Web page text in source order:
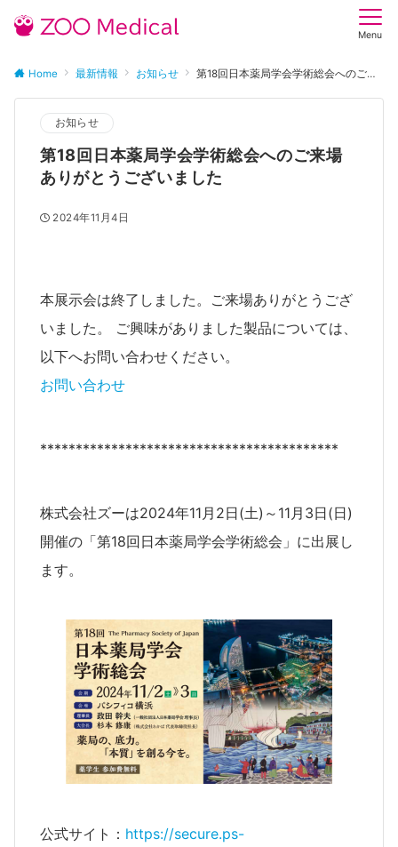
Menu
Home 最新情報 お知らせ 第18回日本薬局学会学術総会へのご来場ありがとうございました
お知らせ
第18回日本薬局学会学術総会へのご来場
ありがとうございました
2024年11月4日
本展示会は終了しました。ご来場ありがとうござ
いました。 ご興味がありました製品については、
以下へお問い合わせください。
お問い合わせ
******************************************
株式会社ズーは2024年11月2日(土)～11月3日(日)
開催の「第18回日本薬局学会学術総会」に出展し
ます。
公式サイト： https://secure.ps-